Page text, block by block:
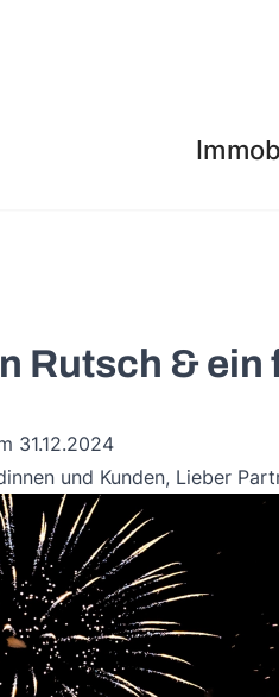
Rutsch &
31.12.2024
und Kunden, Lieber